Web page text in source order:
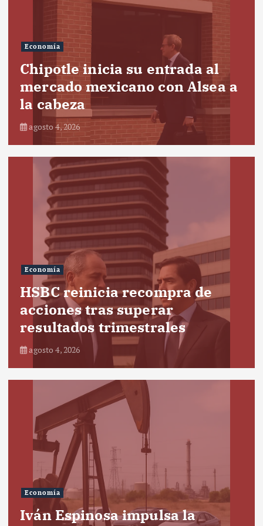
Economía
Chipotle inicia su entrada al
mercado mexicano con Alsea a
la cabeza
agosto 4, 2026
Economía
HSBC reinicia recompra de
acciones tras superar
resultados trimestrales
agosto 4, 2026
Economía
Iván Espinosa impulsa la